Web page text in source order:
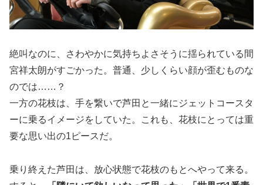
絶叫なのに、さわやかに気持ちよさそうに揺られている間
宮祥太朗がすごかった。普通、少しくらい顔が歪むものな
のでは……？
一方の花枝は、手を繋いで芦田と一緒にジェットコースタ
ーに乗るイメージをしていた。これも、花枝にとっては重
要な思い出の1ピースだ。
乗り終えた芦田は、放心状態で花枝のもとへやって来る。